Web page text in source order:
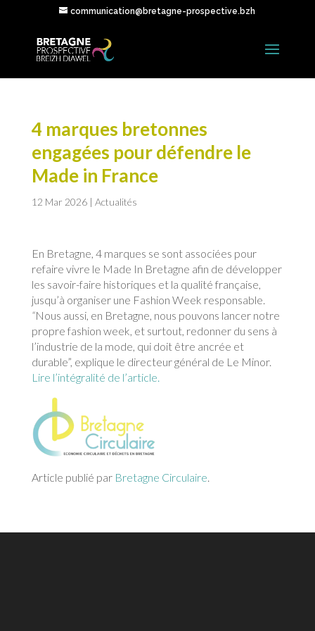
communication@bretagne-prospective.bzh
4 marques bretonnes
engagées pour défendre le
Made in France
12 Mar 2026| Actualités
En Bretagne, 4 marques se sont associées pour
refaire vivre le Made In Bretagne afin de développer
les savoir-faire historiques et la qualité française,
jusqu’à organiser une Fashion Week responsable.
“Nous aussi, en Bretagne, nous pouvons lancer notre
propre fashion week, et surtout, redonner du sens à
l’industrie de la mode, qui doit être ancrée et
durable”, explique le directeur général de Le Minor.
Lire l’intégralité de l’article.
Article publié par Bretagne Circulaire.